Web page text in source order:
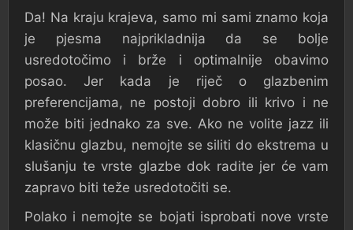
Da! Na kraju krajeva, samo mi sami znamo koja
je pjesma najprikladnija da se bolje
usredotočimo i brže i optimalnije obavimo
posao. Jer kada je riječ o glazbenim
preferencijama, ne postoji dobro ili krivo i ne
može biti jednako za sve. Ako ne volite jazz ili
klasičnu glazbu, nemojte se siliti do ekstrema u
slušanju te vrste glazbe dok radite jer će vam
zapravo biti teže usredotočiti se.
Polako i nemojte se bojati isprobati nove vrste